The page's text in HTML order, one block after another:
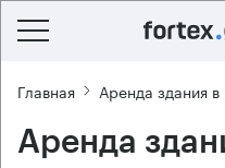
Главная Аренда здания
Аренда